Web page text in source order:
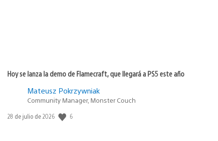
Hoy se lanza la demo de Flamecraft, que llegará a PS5 este año
Mateusz Pokrzywniak
Community Manager, Monster Couch
Fecha
28 de julio de 2026 6